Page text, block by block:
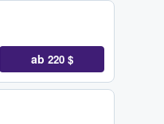
ab 220 $